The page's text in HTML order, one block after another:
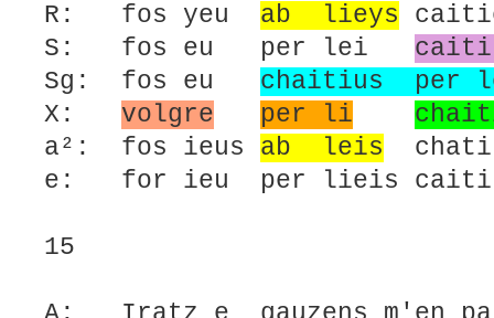
R: fos yeu ab lieys
S: fos eu per lei
Sg: fos eu chaitius per
X: volgre per li
a²: fos ieus ab leis
e: for ieu per lieis
15